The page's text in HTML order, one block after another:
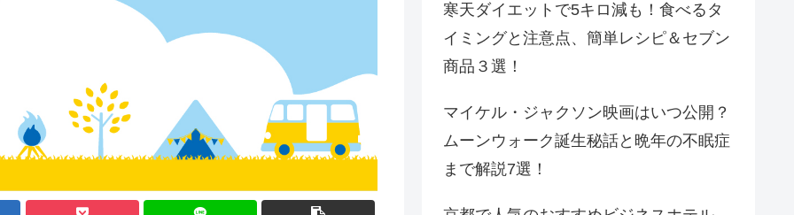
寒天ダイエットで5キロ減も！食べるタ
イミングと注意点、簡単レシピ＆セブン
商品３選！
マイケル・ジャクソン映画はいつ公開？
ムーンウォーク誕生秘話と晩年の不眠症
まで解説7選！